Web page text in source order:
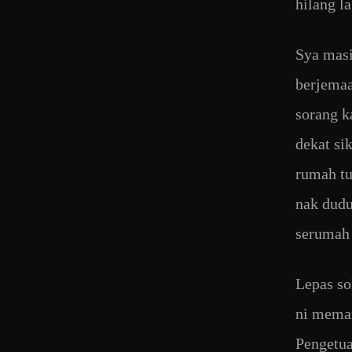
hilang
Sya
sorang
dekat
rumah
nak
Lepas
ni